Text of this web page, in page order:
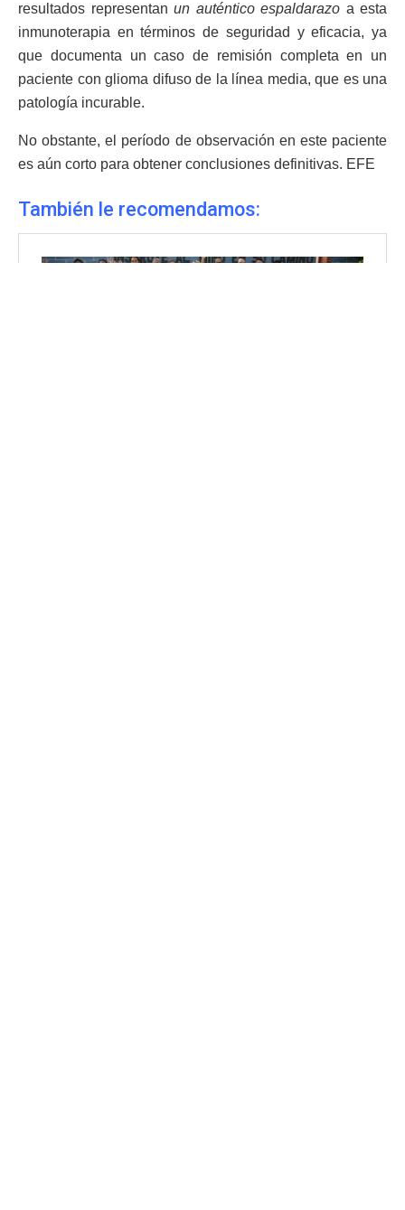
resultados representan un auténtico espaldarazo a esta
inmunoterapia en términos de seguridad y eficacia, ya
que documenta un caso de remisión completa en un
paciente con glioma difuso de la línea media, que es una
patología incurable.
No obstante, el período de observación en este paciente
es aún corto para obtener conclusiones definitivas. EFE
También le recomendamos: